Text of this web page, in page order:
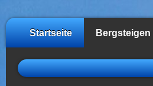
Startseite Bergsteigen